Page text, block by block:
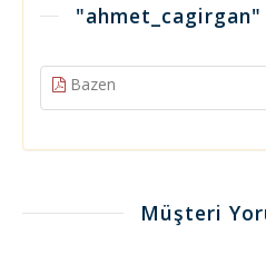
Bazen
Müşteri